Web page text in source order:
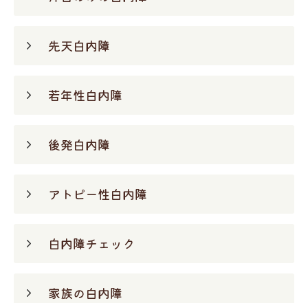
先天白内障
若年性白内障
後発白内障
アトピー性白内障
白内障チェック
家族の白内障